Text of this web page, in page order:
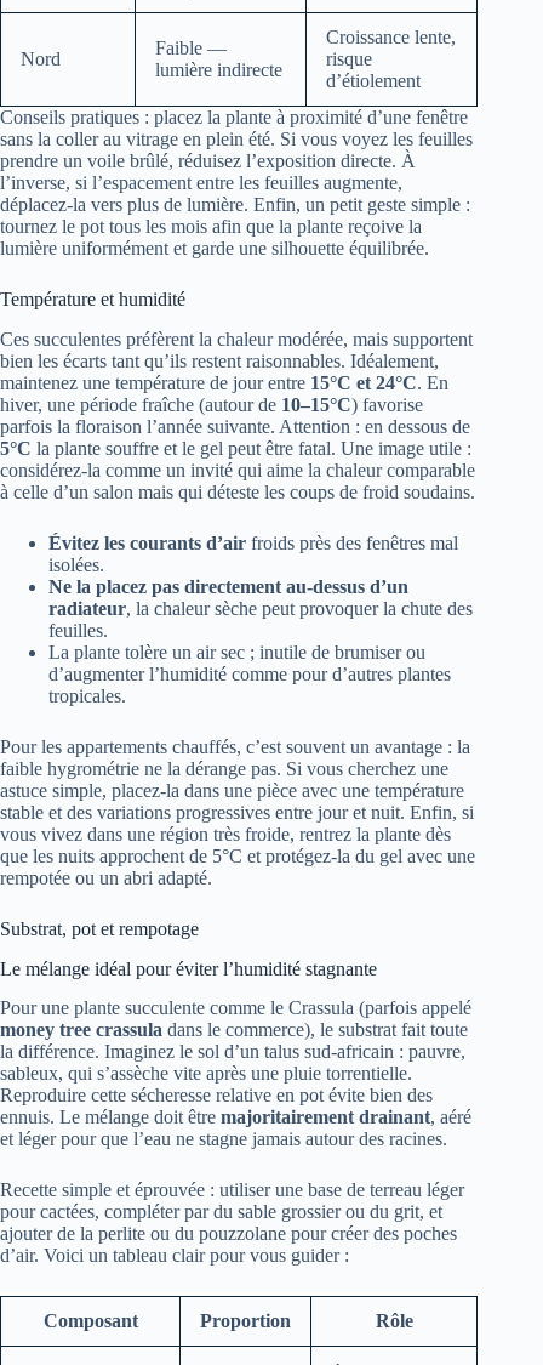
Nord
Faible —
lumière indirecte
Croissance lente,
risque
d’étiolement
Conseils pratiques : placez la plante à proximité d’une fenêtre
sans la coller au vitrage en plein été. Si vous voyez les feuilles
prendre un voile brûlé, réduisez l’exposition directe. À
l’inverse, si l’espacement entre les feuilles augmente,
déplacez-la vers plus de lumière. Enfin, un petit geste simple :
tournez le pot tous les mois afin que la plante reçoive la
lumière uniformément et garde une silhouette équilibrée.
Température et humidité
Ces succulentes préfèrent la chaleur modérée, mais supportent
bien les écarts tant qu’ils restent raisonnables. Idéalement,
maintenez une température de jour entre 15°C et 24°C. En
hiver, une période fraîche (autour de 10–15°C) favorise
parfois la floraison l’année suivante. Attention : en dessous de
5°C la plante souffre et le gel peut être fatal. Une image utile :
considérez-la comme un invité qui aime la chaleur comparable
à celle d’un salon mais qui déteste les coups de froid soudains.
Évitez les courants d’air froids près des fenêtres mal
isolées.
Ne la placez pas directement au-dessus d’un
radiateur, la chaleur sèche peut provoquer la chute des
feuilles.
La plante tolère un air sec ; inutile de brumiser ou
d’augmenter l’humidité comme pour d’autres plantes
tropicales.
Pour les appartements chauffés, c’est souvent un avantage : la
faible hygrométrie ne la dérange pas. Si vous cherchez une
astuce simple, placez-la dans une pièce avec une température
stable et des variations progressives entre jour et nuit. Enfin, si
vous vivez dans une région très froide, rentrez la plante dès
que les nuits approchent de 5°C et protégez-la du gel avec une
rempotée ou un abri adapté.
Substrat, pot et rempotage
Le mélange idéal pour éviter l’humidité stagnante
Pour une plante succulente comme le Crassula (parfois appelé
money tree crassula dans le commerce), le substrat fait toute
la différence. Imaginez le sol d’un talus sud-africain : pauvre,
sableux, qui s’assèche vite après une pluie torrentielle.
Reproduire cette sécheresse relative en pot évite bien des
ennuis. Le mélange doit être majoritairement drainant, aéré
et léger pour que l’eau ne stagne jamais autour des racines.
Recette simple et éprouvée : utiliser une base de terreau léger
pour cactées, compléter par du sable grossier ou du grit, et
ajouter de la perlite ou du pouzzolane pour créer des poches
d’air. Voici un tableau clair pour vous guider :
Composant Proportion Rôle